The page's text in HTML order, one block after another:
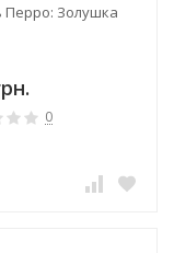
Золушка
0